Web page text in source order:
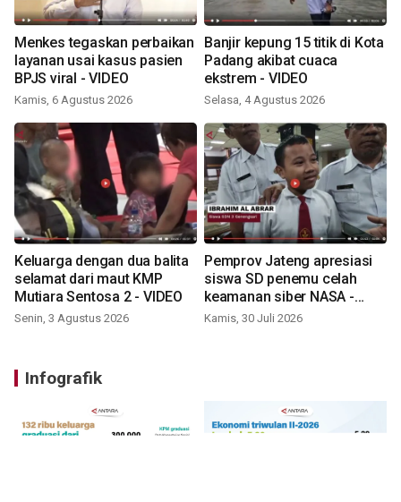
Menkes tegaskan perbaikan
layanan usai kasus pasien
BPJS viral - VIDEO
Kamis, 6 Agustus 2026
Banjir kepung 15 titik di Kota
Padang akibat cuaca
ekstrem - VIDEO
Selasa, 4 Agustus 2026
Keluarga dengan dua balita
selamat dari maut KMP
Mutiara Sentosa 2 - VIDEO
Senin, 3 Agustus 2026
Pemprov Jateng apresiasi
siswa SD penemu celah
keamanan siber NASA -
VIDEO
Kamis, 30 Juli 2026
Infografik